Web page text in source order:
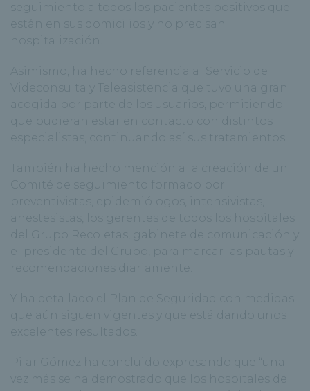
seguimiento a todos los pacientes positivos que
están en sus domicilios y no precisan
hospitalización.
Asimismo, ha hecho referencia al Servicio de
Videconsulta y Teleasistencia que tuvo una gran
acogida por parte de los usuarios, permitiendo
que pudieran estar en contacto con distintos
especialistas, continuando así sus tratamientos.
También ha hecho mención a la creación de un
Comité de seguimiento formado por
preventivistas, epidemiólogos, intensivistas,
anestesistas, los gerentes de todos los hospitales
del Grupo Recoletas, gabinete de comunicación y
el presidente del Grupo, para marcar las pautas y
recomendaciones diariamente.
Y ha detallado el Plan de Seguridad con medidas
que aún siguen vigentes y que está dando unos
excelentes resultados.
Pilar Gómez ha concluido expresando que “una
vez más se ha demostrado que los hospitales del